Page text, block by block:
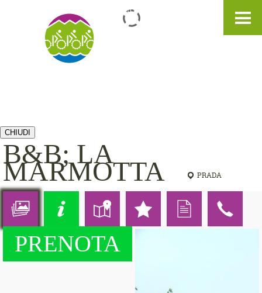
EN
CHIUDI
B&B; LA
MARMOTTA PRADA
PRENOTA